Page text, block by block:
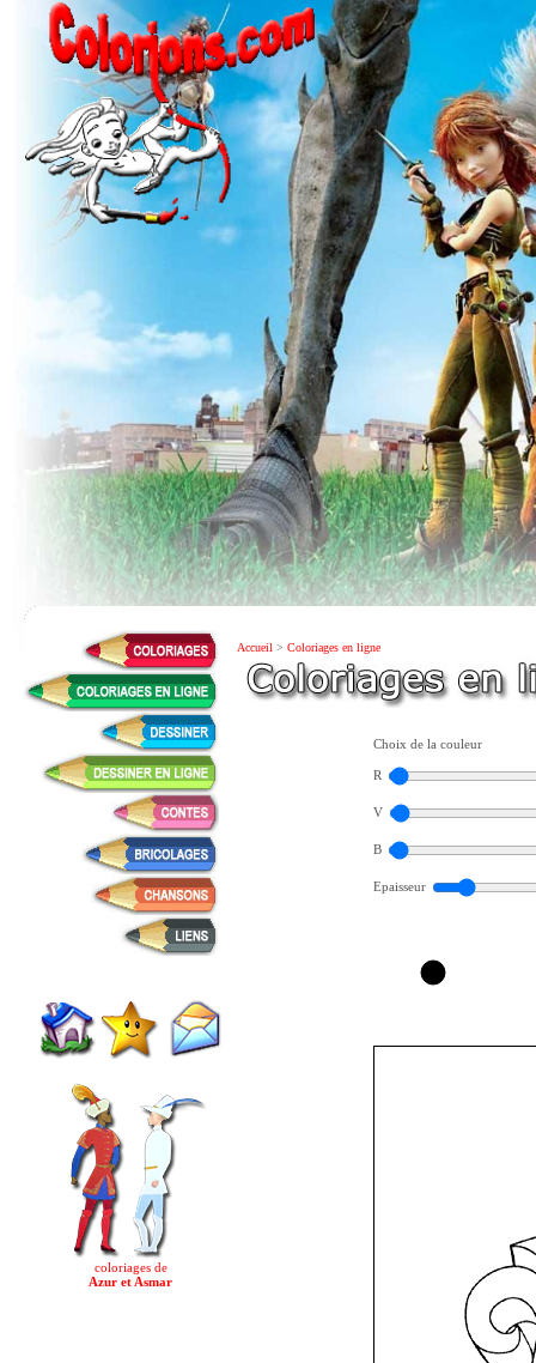
coloriages de
Azur et Asmar
Accueil > Coloriages en ligne
Choix de la couleur
R
V
B
Epaisseur